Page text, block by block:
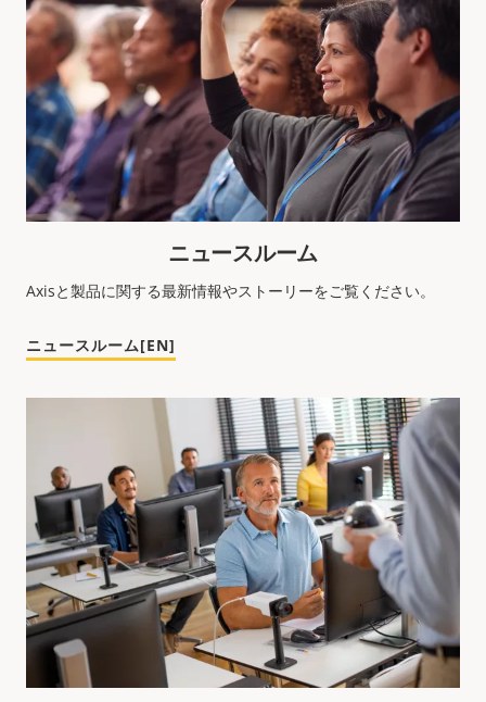
ニュースルーム
Axisと製品に関する最新情報やストーリーをご覧ください。
ニュースルーム[EN]